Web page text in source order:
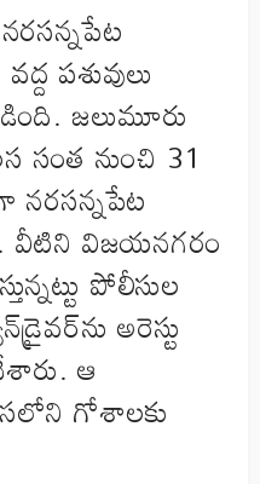
పశువులు
జలుమూరు
నుంచి 31
నరసన్నపేట
వీటిని విజయనగరం
పోలీసుల
అరెస్టు
ఆ
గోశాలకు